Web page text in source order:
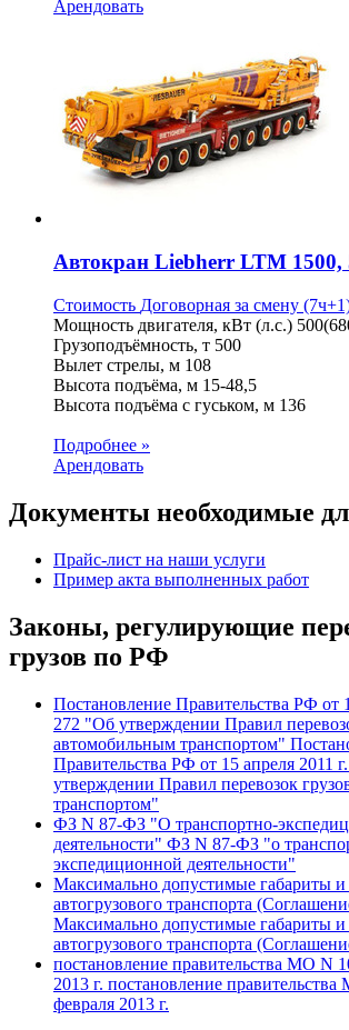
Арендовать
Автокран Liebherr LTM 1500,
Стоимость Договорная за смену
Мощность двигателя, кВт (л.с.)
Грузоподъёмность, т 500
Вылет стрелы, м 108
Высота подъёма, м 15-48,5
Высота подъёма с гуськом, м 136
Подробнее »
Арендовать
Документы необходимые
Прайс-лист на наши услуги
Пример акта выполненных работ
Законы, регулирующие
грузов по РФ
Постановление Правительства РФ от
272 "Об утверждении Правил
автомобильным транспортом"
Правительства РФ от 15 апреля 2011
утверждении Правил перевозок
транспортом"
ФЗ N 87-ФЗ "О транспортно-
деятельности" ФЗ N 87-ФЗ "о
экспедиционной деятельности"
Максимально допустимые габариты и
автогрузового транспорта
Максимально допустимые габариты и
автогрузового транспорта
постановление правительства МО N
2013 г. постановление
февраля 2013 г.